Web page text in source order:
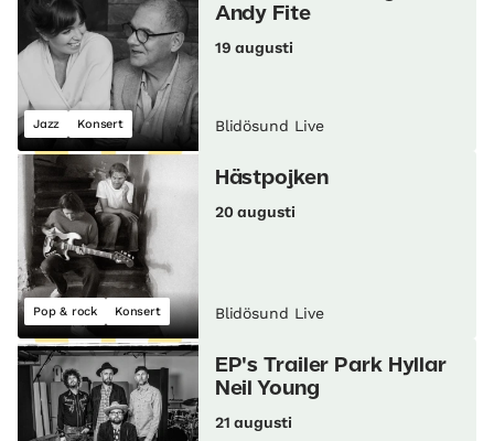
Jazz Konsert
Andy Fite
19 augusti
Blidösund Live
Pop & rock Konsert
Hästpojken
20 augusti
Blidösund Live
EP's Trailer Park Hyllar
Neil Young
21 augusti